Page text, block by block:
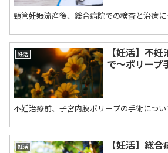
頸管妊娠流産後、総合病院での検査と治療に
妊活
【妊活】不
で〜ポリープ
不妊治療前、子宮内膜ポリープの手術につい
妊活 【妊活】総